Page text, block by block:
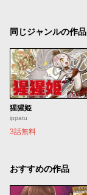
同じジャンルの作品
猩猩姫
ippatu
3話無料
おすすめの作品